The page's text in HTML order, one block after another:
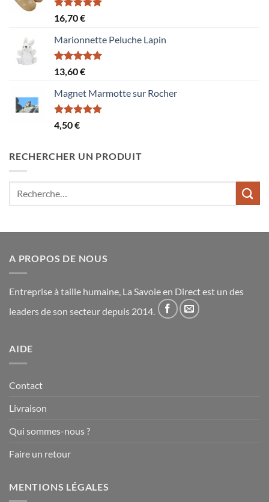
Note5.00
sur 5
16,70€
Marionnette Peluche Lapin
Note5.00
sur 5
13,60€
Magnet Marmotte sur Rocher
Note5.00
sur 5
4,50€
RECHERCHER UN PRODUIT
A PROPOS DE NOUS
Entreprise à taille humaine, La Savoie en Direct est un des
leaders de son secteur depuis 2014.
AIDE
Contact
Livraison
Qui sommes-nous ?
Faire un retour
MENTIONS LÉGALES